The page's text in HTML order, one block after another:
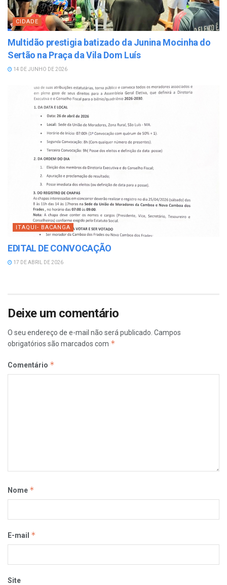
CIDADE
Multidão prestigia batizado da Junina Mocinha do
Sertão na Praça da Vila Dom Luís
14 DE JUNHO DE 2026
ITAQUI- BACANGA
EDITAL DE CONVOCAÇÃO
17 DE ABRIL DE 2026
Deixe um comentário
O seu endereço de e-mail não será publicado. Campos
obrigatórios são marcados com *
Comentário *
Nome *
E-mail *
Site